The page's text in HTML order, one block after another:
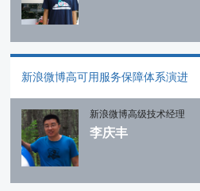
新浪微博高可用服务保障体系演进
新浪微博高级技术经理
李庆丰